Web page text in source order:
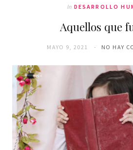
In DESARROLLO
Aquellos que
MAYO 9, 2021 NO HAY